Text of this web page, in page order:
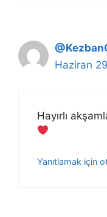
Haziran
Hayırlı
Yanıtlamak için